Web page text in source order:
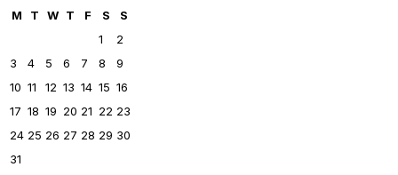
M
T W T F S
S
1
2
3
4 5 6 7 8
9
10 11 12 13 14 15 16
17 18 19 20 21 22 23
24 25 26 27 28 29 30
31